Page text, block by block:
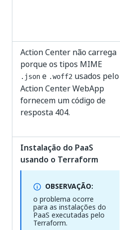
Action Center não carrega
porque os tipos MIME
.json e .woff2 usados pelo
Action Center WebApp
fornecem um código de
resposta 404.
Instalação do PaaS
usando o Terraform
OBSERVAÇÃO:
o problema ocorre
para as instalações do
PaaS executadas pelo
Terraform.